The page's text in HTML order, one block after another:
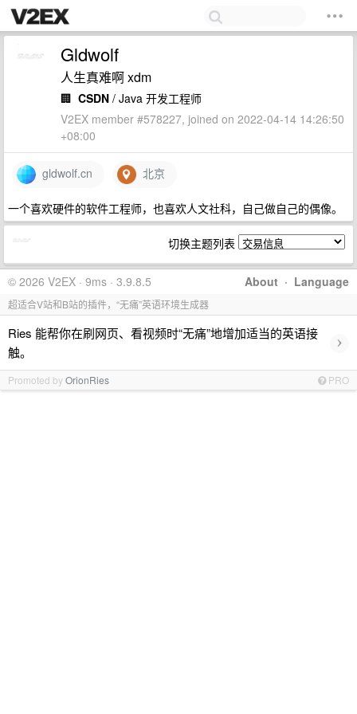
Gldwolf
人生真难啊 xdm
🏢 CSDN / Java 开发工程师
V2EX member #578227, joined on 2022-04-14 14:26:50
+08:00
gldwolf.cn 北京
一个喜欢硬件的软件工程师，也喜欢人文社科，自己做自己的偶像。
切换主题列表
About · Language
© 2026 V2EX · 9ms · 3.9.8.5
超适合V站和B站的插件，“无痛”英语环境生成器
Ries 能帮你在刷网页、看视频时“无痛”地增加适当的英语接
触。
›
Promoted byOrionRies PRO